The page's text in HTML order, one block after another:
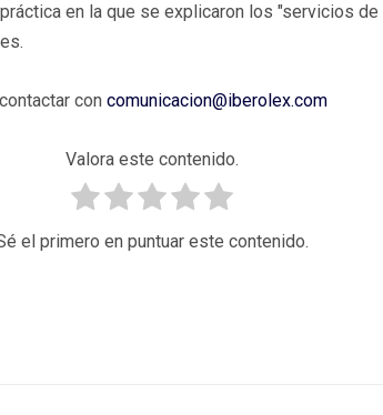
en la que se explicaron los "servicios
con comunicacion@iberolex.com
Valora este contenido.
el primero en puntuar este contenido.